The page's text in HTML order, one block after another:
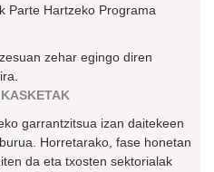
Parte Hartzeko Programa
zehar egingo diren
garrantzitsua izan daitekeen
Horretarako, fase honetan
da eta txosten sektorialak